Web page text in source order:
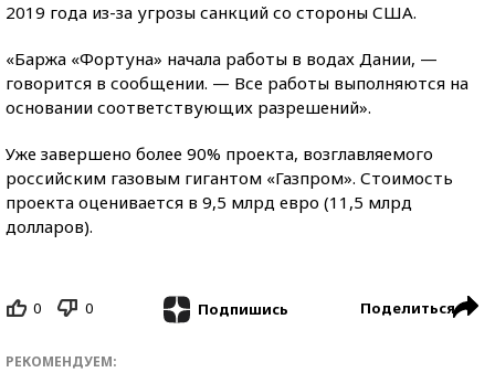
2019 года из-за угрозы санкций со стороны США.
«Баржа «Фортуна» начала работы в водах Дании, —
говорится в сообщении. — Все работы выполняются на
основании соответствующих разрешений».
Уже завершено более 90% проекта, возглавляемого
российским газовым гигантом «Газпром». Стоимость
проекта оценивается в 9,5 млрд евро (11,5 млрд
долларов).
0 0 Подпишись Поделиться
РЕКОМЕНДУЕМ: